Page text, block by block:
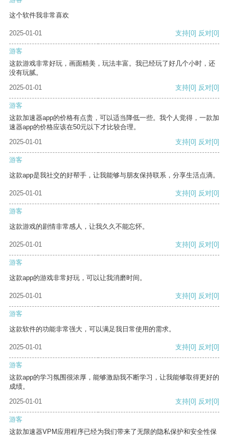
这个软件我非常喜欢
2025-01-01 支持[0] 反对[0]
游客
这款游戏非常好玩，画面精美，玩法丰富。我已经玩了好几个小时，还
没有玩腻。
2025-01-01
支持[0] 反对[0]
游客
这款加速器app的价格有点贵，可以适当降低一些。我个人觉得，一款加
速器app的价格应该在50元以下才比较合理。
2025-01-01
支持[0] 反对[0]
游客
这款app是我社交的好帮手，让我能够与朋友保持联系，分享生活点滴。
2025-01-01 支持[0] 反对[0]
游客
这款游戏的剧情非常感人，让我久久不能忘怀。
2025-01-01 支持[0] 反对[0]
游客
这款app的游戏非常好玩，可以让我消磨时间。
2025-01-01 支持[0] 反对[0]
游客
这款软件的功能非常强大，可以满足我日常使用的需求。
2025-01-01 支持[0] 反对[0]
游客
这款app的学习氛围很浓厚，能够激励我不断学习，让我能够取得更好的
成绩。
2025-01-01
支持[0] 反对[0]
游客
这款加速器VPM应用程序已经为我们带来了无限的隐私保护和安全性保